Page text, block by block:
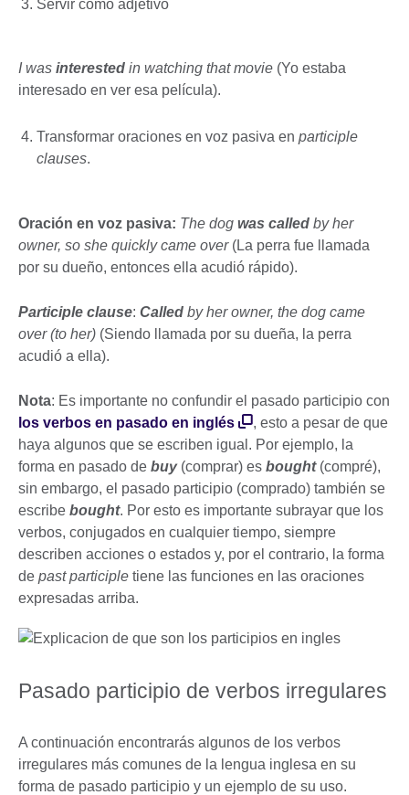
Servir como adjetivo
I was interested in watching that movie (Yo estaba
interesado en ver esa película).
Transformar oraciones en voz pasiva en participle
clauses.
Oración en voz pasiva: The dog was called by her
owner, so she quickly came over (La perra fue llamada
por su dueño, entonces ella acudió rápido).
Participle clause: Called by her owner, the dog came
over (to her) (Siendo llamada por su dueña, la perra
acudió a ella).
Nota: Es importante no confundir el pasado participio con
los verbos en pasado en inglés
, esto a pesar de que
haya algunos que se escriben igual. Por ejemplo, la
forma en pasado de buy (comprar) es bought (compré),
sin embargo, el pasado participio (comprado) también se
escribe bought. Por esto es importante subrayar que los
verbos, conjugados en cualquier tiempo, siempre
describen acciones o estados y, por el contrario, la forma
de past participle tiene las funciones en las oraciones
expresadas arriba.
Pasado participio de verbos irregulares
A continuación encontrarás algunos de los verbos
irregulares más comunes de la lengua inglesa en su
forma de pasado participio y un ejemplo de su uso.